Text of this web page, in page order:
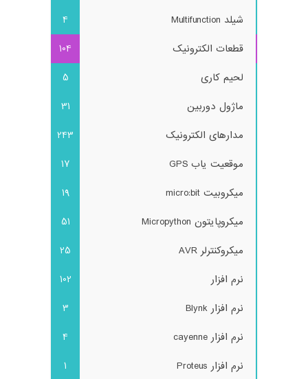
شیلد Multifunction
4
قطعات الکترونیک
104
لحیم کاری
5
ماژول دوربین
31
مدارهای الکترونیک
243
موقعیت یاب GPS
17
میکروبیت micro:bit
19
میکروپایتون Micropython
51
میکروکنترلر AVR
25
نرم افزار
102
نرم افزار Blynk
3
نرم افزار cayenne
4
نرم افزار Proteus
1